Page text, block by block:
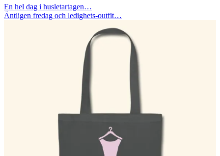
En hel dag i husletartagen…
Äntligen fredag och ledighets-outfit…